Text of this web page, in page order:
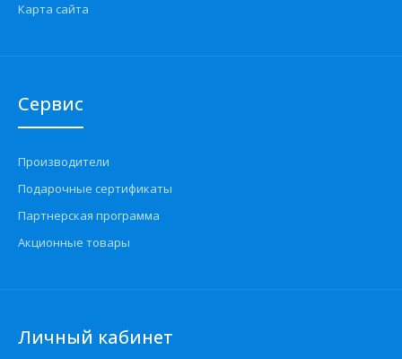
Карта сайта
Сервис
Производители
Подарочные сертификаты
Партнерская программа
Акционные товары
Личный кабинет